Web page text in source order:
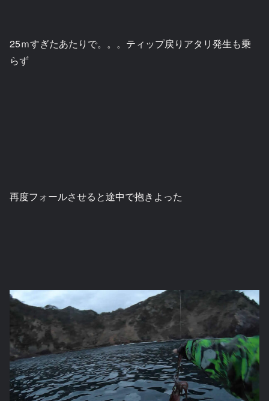
25ｍすぎたあたりで。。。ティップ戻りアタリ発生も乗
らず
再度フォールさせると途中で抱きよった